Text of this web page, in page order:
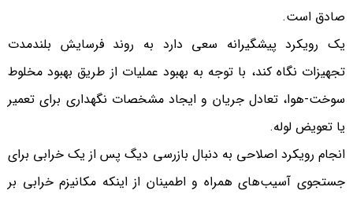
صادق است.
یک رویکرد پیشگیرانه سعی دارد به روند فرسایش بلندمدت
تجهیزات نگاه کند، با توجه به بهبود عملیات از طریق بهبود مخلوط
سوخت-هوا، تعادل جریان و ایجاد مشخصات نگهداری برای تعمیر
یا تعویض لوله.
انجام رویکرد اصلاحی به دنبال بازرسی دیگ پس از یک خرابی برای
جستجوی آسیب‌های همراه و اطمینان از اینکه مکانیزم خرابی بر